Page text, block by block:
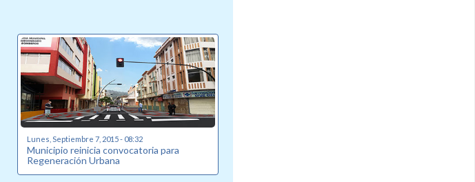
Lunes, Septiembre 7, 2015 - 08:32
Municipio reinicia convocatoria para
Regeneración Urbana